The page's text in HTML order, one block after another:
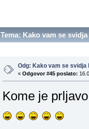
Tema: Kako vam se
Odg: Kako vam se svidja
« Odgovor #45 poslato:
Kome je